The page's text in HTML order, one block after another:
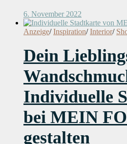
6. November 2022
Anzeige/ Inspiration/ Interior/
Dein
Individuelle
bei MEIN
gestalten